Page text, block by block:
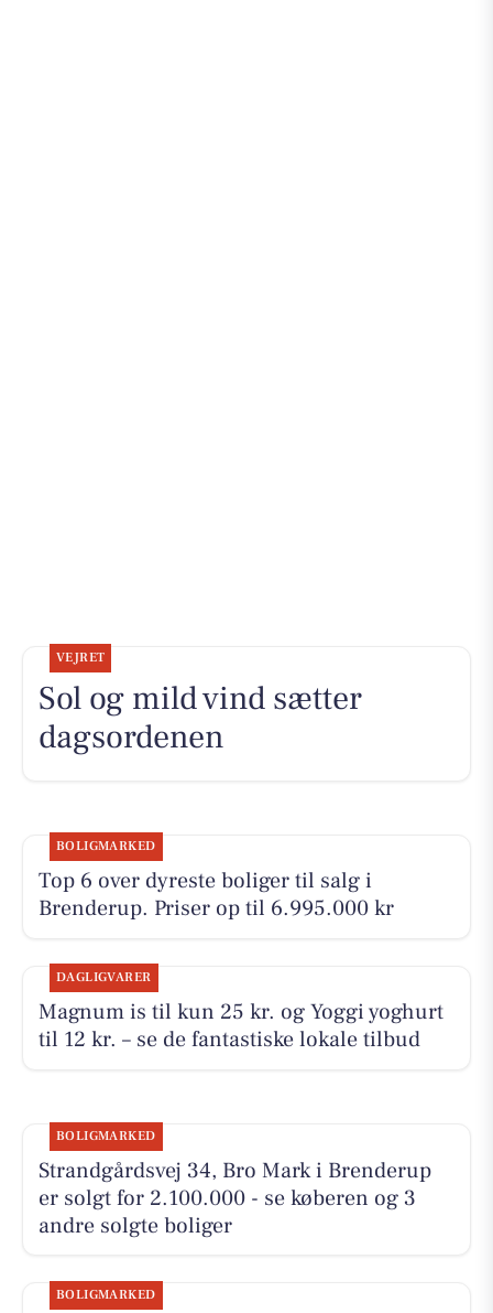
VEJRET
Sol og mild vind sætter
dagsordenen
BOLIGMARKED
Top 6 over dyreste boliger til salg i
Brenderup. Priser op til 6.995.000 kr
DAGLIGVARER
Magnum is til kun 25 kr. og Yoggi yoghurt
til 12 kr. – se de fantastiske lokale tilbud
BOLIGMARKED
Strandgårdsvej 34, Bro Mark i Brenderup
er solgt for 2.100.000 - se køberen og 3
andre solgte boliger
BOLIGMARKED